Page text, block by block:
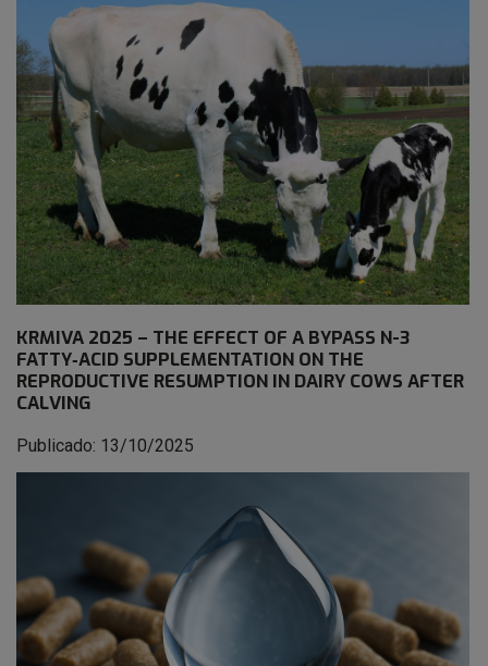
KRMIVA 2025 – THE EFFECT OF A BYPASS N-3
FATTY‐ACID SUPPLEMENTATION ON THE
REPRODUCTIVE RESUMPTION IN DAIRY COWS AFTER
CALVING
Publicado: 13/10/2025